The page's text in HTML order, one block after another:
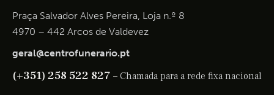
Praça Salvador Alves Pereira, Loja n.º 8
4970 – 442 Arcos de Valdevez
geral@centrofunerario.pt
(+351) 258 522 827 – Chamada para a rede fixa nacional